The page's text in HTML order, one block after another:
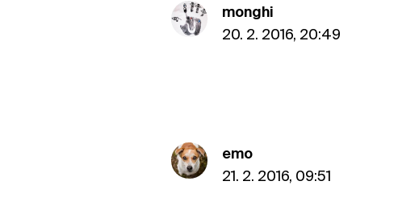
monghi
20. 2. 2016, 20:49
emo
21. 2. 2016, 09:51